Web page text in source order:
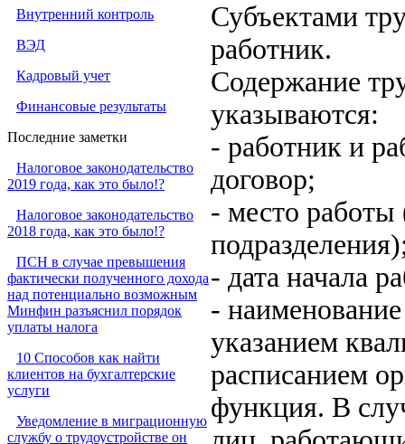
Внутренний контроль
ВЭД
Кадровый учет
Финансовые результаты
Последние заметки
Налоговое законодательство
2019 года, как это было!?
Налоговое законодательство
2018 года, как это было!?
ПСН в случае превышения
фактически полученного дохода
над потенциально возможным
Минфин разъяснил порядок
уплаты налога
10 Способов как найти
клиентов на бухгалтерские
услуги
Уведомление в миграционную
службу о трудоустройстве он
Субъектами
работник.
Содержание
указываются:
- работник и
договор;
- место работы
- дата начала
-
указанием
расписанием
функция. В